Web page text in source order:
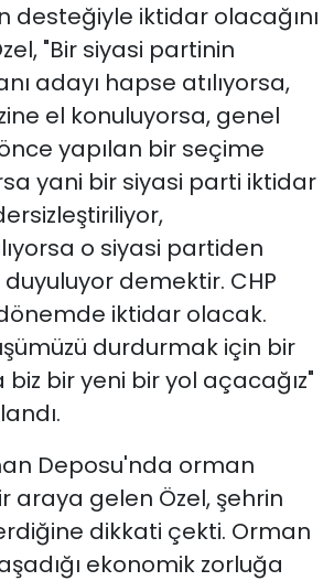
desteğiyle iktidar olacağını
"Bir siyasi partinin
adayı hapse atılıyorsa,
el konuluyorsa, genel
önce yapılan bir seçime
yani bir siyasi parti iktidar
o siyasi partiden
demektir. CHP
iktidar olacak.
durdurmak için bir
bir yeni bir yol açacağız"
Deposu'nda orman
araya gelen Özel, şehrin
dikkati çekti. Orman
ekonomik zorluğa